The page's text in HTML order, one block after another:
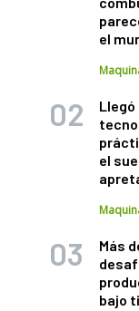
el
Llegó
el
Más
bajo